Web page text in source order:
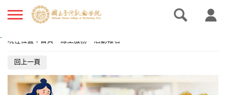
.
現在位置 ： 首頁 > 線上服務 > 活動報名
回上一頁